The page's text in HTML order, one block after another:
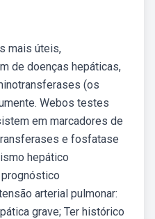
mais úteis,
de doenças hepáticas,
(os
Webos testes
em marcadores de
e fosfatase
hepático
arterial pulmonar:
grave; Ter histórico